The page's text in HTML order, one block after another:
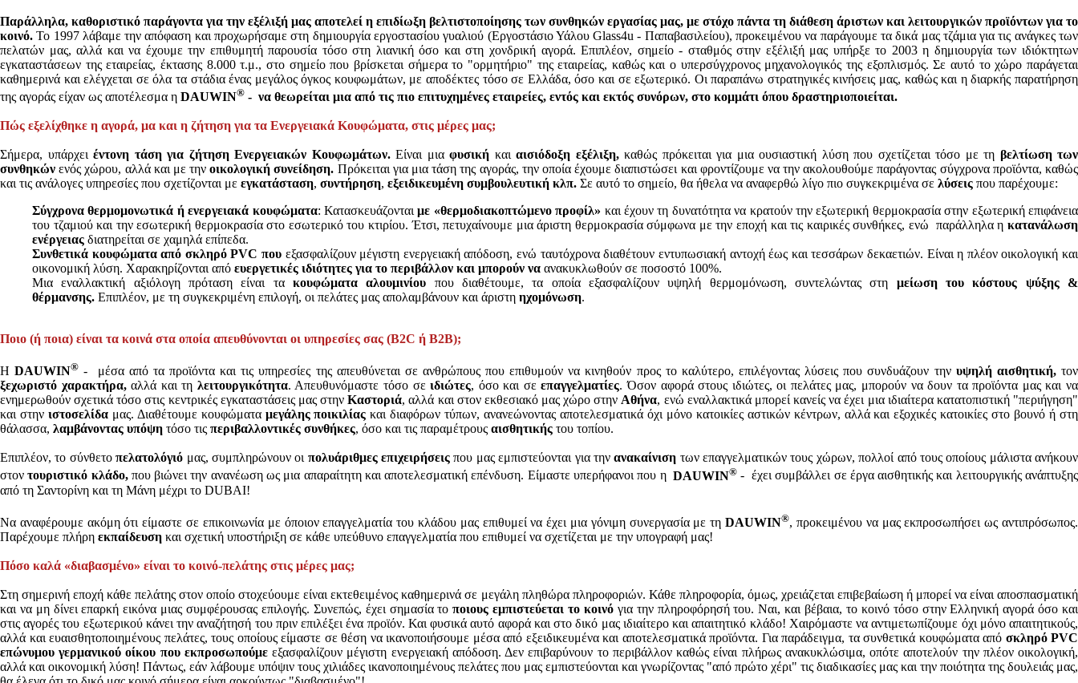
Παράλληλα, καθοριστικό παράγοντα για την εξέλιξή μας αποτελεί η επιδίωξη βελτιστοποίησης των συνθηκών εργασίας μας, με στόχο πάντα τη διάθεση άριστων και λειτουργικών προϊόντων για το
κοινό.Το 1997 λάβαμε την απόφαση και προχωρήσαμε στη δημιουργία εργοστασίου γυαλιού (Εργοστάσιο Υάλου Glass4u - Παπαβασιλείου), προκειμένου να παράγουμε τα δικά μας τζάμια για τις ανάγκες των
πελατών μας, αλλά και να έχουμε την επιθυμητή παρουσία τόσο στη λιανική όσο και στη χονδρική αγορά. Επιπλέον, σημείο - σταθμός στην εξέλιξή μας υπήρξε το 2003 η δημιουργία των ιδιόκτητων
εγκαταστάσεων της εταιρείας, έκτασης 8.000 τ.μ., στο σημείο που βρίσκεται σήμερα το "ορμητήριο" της εταιρείας, καθώς και ο υπερσύγχρονος μηχανολογικός της εξοπλισμός. Σε αυτό το χώρο παράγεται
καθημερινά και ελέγχεται σε όλα τα στάδια ένας μεγάλος όγκος κουφωμάτων, με αποδέκτες τόσο σε Ελλάδα, όσο και σε εξωτερικό. Οι παραπάνω στρατηγικές κινήσεις μας, καθώς και η διαρκής παρατήρηση
της αγοράς είχαν ως αποτέλεσμα η DAUWIN® - να θεωρείται μια από τις πιο επιτυχημένες εταιρείες, εντός και εκτός συνόρων, στο κομμάτι όπου δραστηριοποιείται.
Πώς εξελίχθηκε η αγορά, μα και η ζήτηση για τα Ενεργειακά Κουφώματα, στις μέρες μας;
Σήμερα, υπάρχει έντονη τάση για ζήτηση Ενεργειακών Κουφωμάτων.Είναι μια φυσική και αισιόδοξη εξέλιξη,καθώς πρόκειται για μια ουσιαστική λύση που σχετίζεται τόσο με τη βελτίωση των
συνθηκώνενός χώρου, αλλά και με τηνοικολογική συνείδηση. Πρόκειται για μια τάση της αγοράς, την οποία έχουμε διαπιστώσει και φροντίζουμε να την ακολουθούμε παράγοντας σύγχρονα προϊόντα, καθώς
και τις ανάλογες υπηρεσίες που σχετίζονται με εγκατάσταση, συντήρηση, εξειδικευμένη συμβουλευτική κλπ. Σε αυτό το σημείο, θα ήθελα να αναφερθώ λίγο πιο συγκεκριμένα σε λύσεις που παρέχουμε:
Σύγχρονα θερμομονωτικά ή ενεργειακά κουφώματα: Κατασκευάζονταιμε «θερμοδιακοπτώμενο προφίλ» και έχουν τη δυνατότητα να κρατούν την εξωτερική θερμοκρασία στην εξωτερική επιφάνεια
του τζαμιού και την εσωτερική θερμοκρασία στο εσωτερικό του κτιρίου. Έτσι, πετυχαίνουμε μια άριστη θερμοκρασία σύμφωνα με την εποχή και τις καιρικές συνθήκες, ενώ παράλληλα η κατανάλωση
ενέργειας διατηρείται σε χαμηλά επίπεδα.
Συνθετικά κουφώματα από σκληρόPVC που εξασφαλίζουν μέγιστη ενεργειακή απόδοση, ενώ ταυτόχρονα διαθέτουν εντυπωσιακή αντοχή έως και τεσσάρων δεκαετιών. Είναι η πλέον οικολογική και
οικονομική λύση. Χαρακηρίζονται από ευεργετικές ιδιότητες για το περιβάλλον και μπορούν να ανακυκλωθούν σε ποσοστό 100%.
Μια εναλλακτική αξιόλογη πρόταση είναι τα κουφώματα αλουμινίου που διαθέτουμε, τα οποία εξασφαλίζουν υψηλή θερμομόνωση, συντελώντας στη μείωση του κόστους ψύξης &
θέρμανσης. Επιπλέον, με τη συγκεκριμένη επιλογή, οι πελάτες μας απολαμβάνουν και άριστη ηχομόνωση.
Ποιο (ή ποια) είναι τα κοινά στα οποία απευθύνονται οι υπηρεσίες σας (Β2C ή Β2Β);
ΗDAUWIN® - μέσα από τα προϊόντα και τις υπηρεσίες της απευθύνεται σε ανθρώπους που επιθυμούν να κινηθούν προς το καλύτερο, επιλέγοντας λύσεις που συνδυάζουν την υψηλή αισθητική,τον
ξεχωριστό χαρακτήρα,αλλά και τη λειτουργικότητα. Απευθυνόμαστε τόσο σειδιώτες, όσο και σεεπαγγελματίες. Όσον αφορά στους ιδιώτες, οι πελάτες μας, μπορούν να δουν τα προϊόντα μας και να
ενημερωθούν σχετικά τόσο στις κεντρικές εγκαταστάσεις μας στηνΚαστοριά, αλλά και στον εκθεσιακό μας χώρο στην Αθήνα, ενώ εναλλακτικά μπορεί κανείς να έχει μια ιδιαίτερα κατατοπιστική "περιήγηση"
και στην ιστοσελίδα μας. Διαθέτουμε κουφώματα μεγάλης ποικιλίας και διαφόρων τύπων, ανανεώνοντας αποτελεσματικά όχι μόνο κατοικίες αστικών κέντρων, αλλά και εξοχικές κατοικίες στο βουνό ή στη
θάλασσα, λαμβάνοντας υπόψη τόσο τις περιβαλλοντικές συνθήκες, όσο και τις παραμέτρους αισθητικής του τοπίου.
Επιπλέον, το σύνθετοπελατολόγιό μας, συμπληρώνουν οι πολυάριθμες επιχειρήσειςπου μας εμπιστεύονται για τηνανακαίνιση των επαγγελματικών τους χώρων, πολλοί από τους οποίους μάλιστα ανήκουν
στοντουριστικό κλάδο,που βιώνει την ανανέωση ως μια απαραίτητη και αποτελεσματική επένδυση. Είμαστε υπερήφανοι που ηDAUWIN® - έχει συμβάλλει σε έργα αισθητικής και λειτουργικής ανάπτυξης
από τη Σαντορίνη και τη Μάνη μέχρι το DUBAI!
Να αναφέρουμε ακόμη ότι είμαστε σε επικοινωνία με όποιον επαγγελματία του κλάδου μας επιθυμεί να έχει μια γόνιμη συνεργασία με τηDAUWIN®, προκειμένου να μας εκπροσωπήσει ως αντιπρόσωπος.
Παρέχουμε πλήρη εκπαίδευση και σχετική υποστήριξη σε κάθε υπεύθυνο επαγγελματία που επιθυμεί να σχετίζεται με την υπογραφή μας!
Πόσο καλά «διαβασμένο» είναι το κοινό-πελάτης στις μέρες μας;
Στη σημερινή εποχή κάθε πελάτης στον οποίο στοχεύουμε είναι εκτεθειμένος καθημερινά σε μεγάλη πληθώρα πληροφοριών. Κάθε πληροφορία, όμως, χρειάζεται επιβεβαίωση ή μπορεί να είναι αποσπασματική
και να μη δίνει επαρκή εικόνα μιας συμφέρουσας επιλογής. Συνεπώς, έχει σημασία τοποιους εμπιστεύεται το κοινόγια την πληροφόρησή του. Ναι, και βέβαια, το κοινό τόσο στην Ελληνική αγορά όσο και
στις αγορές του εξωτερικού κάνει την αναζήτησή του πριν επιλέξει ένα προϊόν. Και φυσικά αυτό αφορά και στο δικό μας ιδιαίτερο και απαιτητικό κλάδο! Χαιρόμαστε να αντιμετωπίζουμε όχι μόνο απαιτητικούς,
αλλά και ευαισθητοποιημένους πελάτες, τους οποίους είμαστε σε θέση να ικανοποιήσουμε μέσα από εξειδικευμένα και αποτελεσματικά προϊόντα. Για παράδειγμα, τα συνθετικά κουφώματα από σκληρό PVC
επώνυμου γερμανικού οίκου που εκπροσωπούμεεξασφαλίζουν μέγιστη ενεργειακή απόδοση. Δεν επιβαρύνουν το περιβάλλον καθώς είναι πλήρως ανακυκλώσιμα, οπότε αποτελούν την πλέον οικολογική,
αλλά και οικονομική λύση! Πάντως, εάν λάβουμε υπόψιν τους χιλιάδες ικανοποιημένους πελάτες που μας εμπιστεύονται και γνωρίζοντας "από πρώτο χέρι" τις διαδικασίες μας και την ποιότητα της δουλειάς μας,